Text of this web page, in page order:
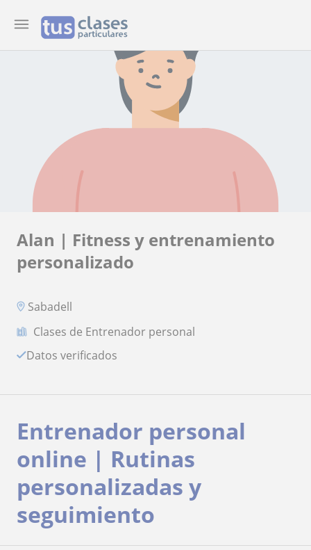
Alan | Fitness y entrenamiento
personalizado
Sabadell
Clases de Entrenador personal
Datos verificados
Entrenador personal
online | Rutinas
personalizadas y
seguimiento